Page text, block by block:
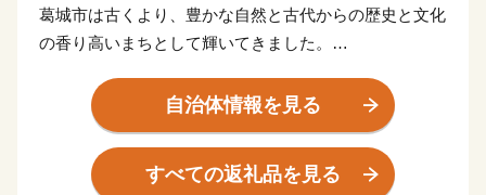
葛城市は古くより、豊かな自然と古代からの歴史と文化
の香り高いまちとして輝いてきました。
下部写真説明
①～②當麻寺…境内には、国宝指定の本堂・東塔・西
自治体情報を見る
すべての返礼品を見る